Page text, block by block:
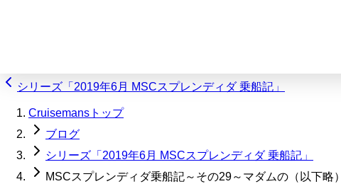
シリーズ「2019年6月 MSCスプレンディダ 乗船記」
Cruisemansトップ
ブログ
シリーズ「2019年6月 MSCスプレンディダ 乗船記」
MSCスプレンディダ乗船記～その29～マダムの（以下略